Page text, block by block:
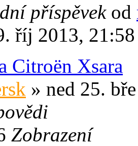
příspěvek od
říj 2013, 21:58
Citroën Xsara
» ned 25.
Zobrazení